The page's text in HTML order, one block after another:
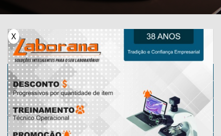
Categorias
Microscópio
Micrótomos
Karl Fischer
Micrótomo Manual
X